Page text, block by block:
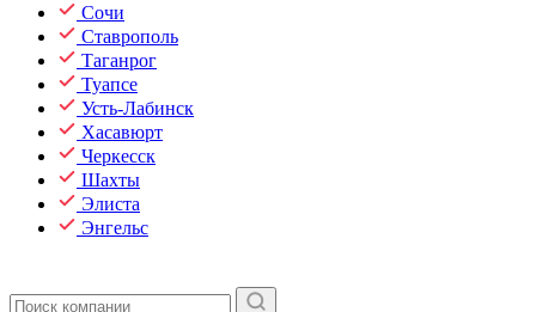
Сочи
Ставрополь
Таганрог
Туапсе
Усть-Лабинск
Хасавюрт
Черкесск
Шахты
Элиста
Энгельс